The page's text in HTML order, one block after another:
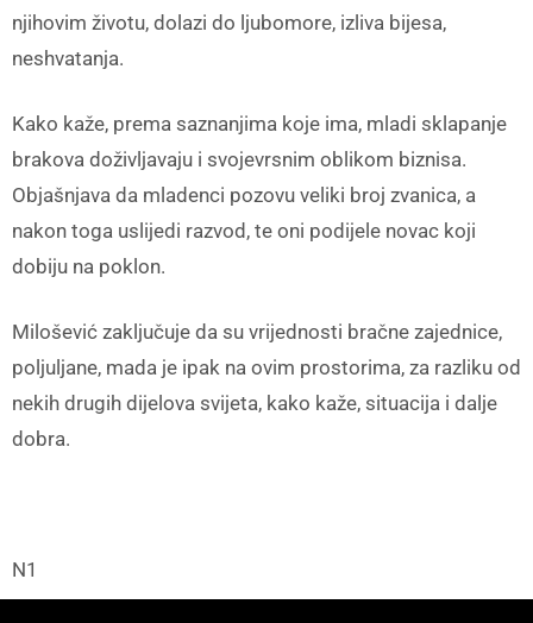
njihovim životu, dolazi do ljubomore, izliva bijesa,
neshvatanja.
Kako kaže, prema saznanjima koje ima, mladi sklapanje
brakova doživljavaju i svojevrsnim oblikom biznisa.
Objašnjava da mladenci pozovu veliki broj zvanica, a
nakon toga uslijedi razvod, te oni podijele novac koji
dobiju na poklon.
Milošević zaključuje da su vrijednosti bračne zajednice,
poljuljane, mada je ipak na ovim prostorima, za razliku od
nekih drugih dijelova svijeta, kako kaže, situacija i dalje
dobra.
N1